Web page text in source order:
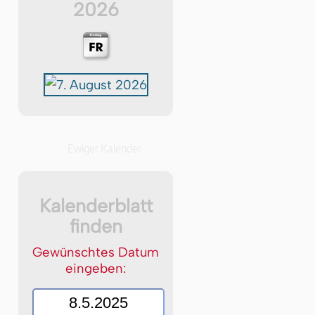
2026
Kalenderblatt
finden
Gewünschtes Datum
eingeben: